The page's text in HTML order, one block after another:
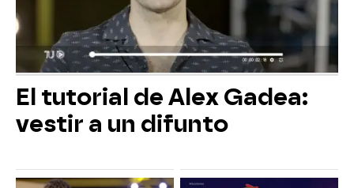
El tutorial de Alex Gadea:
vestir a un difunto